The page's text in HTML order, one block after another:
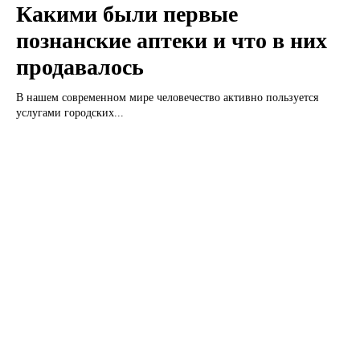
Какими были первые
познанские аптеки и что в них
продавалось
В нашем современном мире человечество активно пользуется
услугами городских...